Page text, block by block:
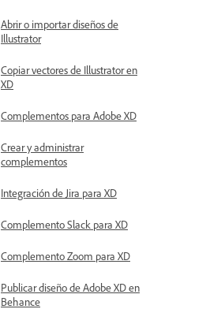
Abrir o importar diseños de
Illustrator
Copiar vectores de Illustrator en
XD
Complementos para Adobe XD
Crear y administrar
complementos
Integración de Jira para XD
Complemento Slack para XD
Complemento Zoom para XD
Publicar diseño de Adobe XD en
Behance